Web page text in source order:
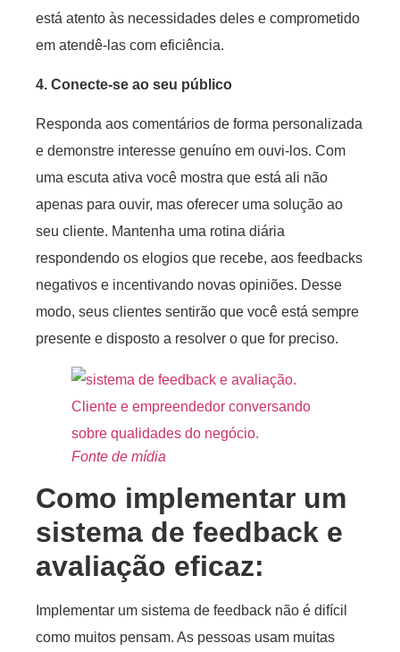
está atento às necessidades deles e comprometido
em atendê-las com eficiência.
4. Conecte-se ao seu público
Responda aos comentários de forma personalizada
e demonstre interesse genuíno em ouvi-los. Com
uma escuta ativa você mostra que está ali não
apenas para ouvir, mas oferecer uma solução ao
seu cliente. Mantenha uma rotina diária
respondendo os elogios que recebe, aos feedbacks
negativos e incentivando novas opiniões. Desse
modo, seus clientes sentirão que você está sempre
presente e disposto a resolver o que for preciso.
Fonte de mídia
Como implementar um
sistema de feedback e
avaliação eficaz:
Implementar um sistema de feedback não é difícil
como muitos pensam. As pessoas usam muitas